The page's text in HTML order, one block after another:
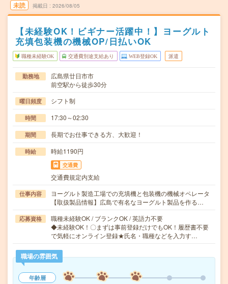
未読 掲載日 2026/08/05
【未経験OK！ビギナー活躍中！】ヨーグルト
充填包装機の機械OP/日払いOK
職種未経験OK 交通費別途支給あり WEB登録OK 派遣
勤務地
広島県廿日市市
前空駅から徒歩30分
曜日頻度 シフト制
時間 17:30～02:30
期間 長期でお仕事できる方、大歓迎！
時給 時給1190円
交通費
交通費規定内支給
仕事内容
ヨーグルト製造工場での充填機と包装機の機械オペレータ
【取扱製品情報】広島で有名なヨーグルト製品を作る…
応募資格
職種未経験OK / ブランクOK / 英語力不要
◆未経験OK！〇まずは事前登録だけでもOK！履歴書不要
で気軽にオンライン登録★氏名・職種などを入力す…
職場の雰囲気
年齢層